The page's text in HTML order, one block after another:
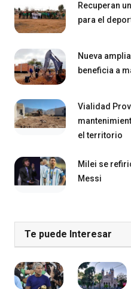
Recuperan
para el
Nueva
beneficia a
Vialidad
el territorio
Milei se
Messi
Te puede Interesar